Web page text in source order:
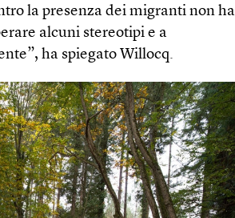
la presenza dei migranti non ha
alcuni stereotipi e a
ha spiegato Willocq.